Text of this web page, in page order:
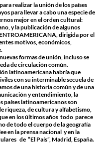
realizar la unión de los países
para llevar a cabo una especie de
mejor en el orden cultural:
y la publicación de algunos
dirigida por el
motivos, económicos,
formas de unión, incluso se
de circulación común.
latinoamericana habría que
con su interminable secuela de
de una historia común y de una
y entendimiento, la
países latinoamericanos son
riqueza, de cultura y alfabetismo,
en los últimos años todo parece
de todo el cuerpo de la geografía
en la prensa nacional y en la
de “El País”, Madrid, España.